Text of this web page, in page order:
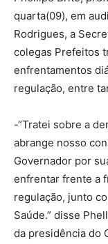
quarta(09), em
Rodrigues, a
colegas Prefeitos
enfrentamentos
regulação, entre
-“Tratei sobre a
abrange nosso
Governador por
enfrentar frente a
regulação, junto
Saúde.” disse
da presidência do